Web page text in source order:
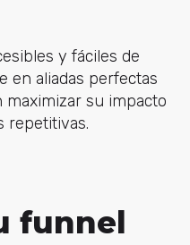
y fáciles de
en aliadas perfectas
su impacto
repetitivas.
funnel